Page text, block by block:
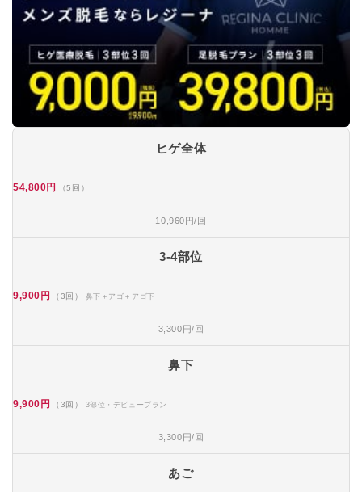
ヒゲ全体
54,800円 （5回）
10,960円/回
3-4部位
9,900円 （3回） 鼻下＋アゴ＋アゴ下
3,300円/回
鼻下
9,900円 （3回） 3部位・デビュープラン
3,300円/回
あご